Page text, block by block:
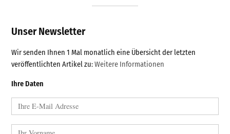
Unser Newsletter
Wir senden Ihnen 1 Mal monatlich eine Übersicht der letzten
veröffentlichten Artikel zu:Weitere Informationen
Ihre Daten